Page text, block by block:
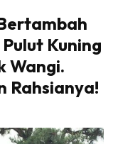
Kuning
Wangi.
Rahsianya!